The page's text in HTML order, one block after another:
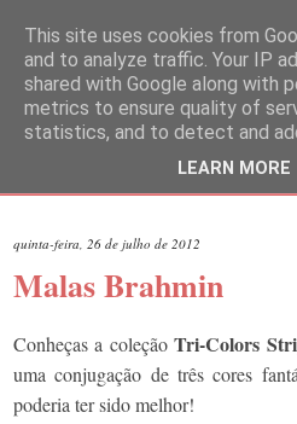
quinta-feira, 26 de julho de 2012
Malas Brahmin
Conheças a coleçãoTri-Colors
uma conjugação de três cores
poderia ter sido melhor!
This site uses cookies from
and to analyze traffic. Your IP
shared with Google along with
metrics to ensure quality of
statistics, and to detect and
LEARN MORE